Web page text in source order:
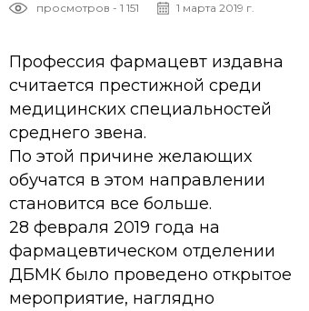
просмотров - 1 151 1 марта 2019 г.
Профессия фармацевт издавна
считается престижной среди
медицинских специальностей
среднего звена.
По этой причине желающих
обучатся в этом направлении
становится все больше.
28 февраля 2019 года на
фармацевтическом отделении
ДБМК было проведено открытое
мероприятие, наглядно